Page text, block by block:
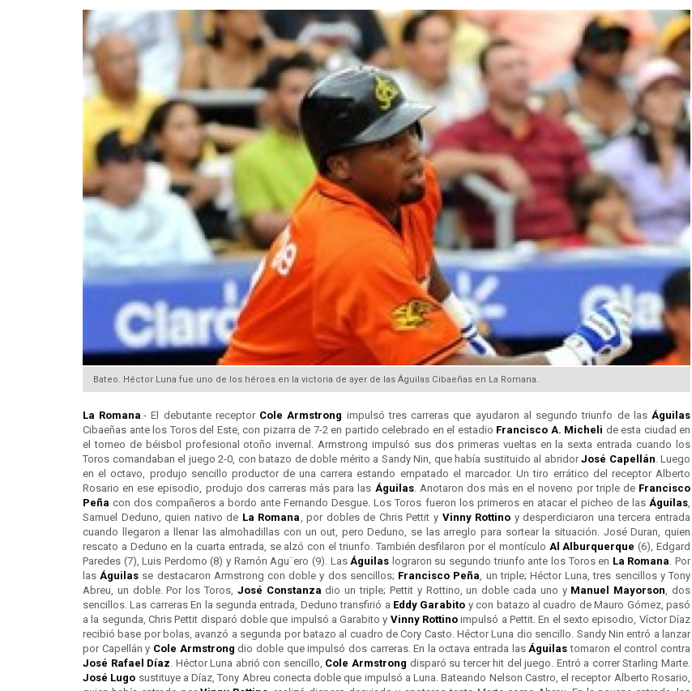
Bateo. Héctor Luna fue uno de los héroes en la victoria de ayer de las Águilas Cibaeñas en La Romana.
La Romana .- El debutante receptor Cole Armstrong impulsó tres carreras que ayudaron al segundo triunfo de las Águilas
Cibaeñas ante los Toros del Este, con pizarra de 7-2 en partido celebrado en el estadio Francisco A. Micheli de esta ciudad en
el torneo de béisbol profesional otoño invernal. Armstrong impulsó sus dos primeras vueltas en la sexta entrada cuando los
Toros comandaban el juego 2-0, con batazo de doble mérito a Sandy Nin, que había sustituido al abridorJosé Capellán . Luego
en el octavo, produjo sencillo productor de una carrera estando empatado el marcador. Un tiro errático del receptor Alberto
Rosario en ese episodio, produjo dos carreras más para las Águilas. Anotaron dos más en el noveno por triple de Francisco
Peña con dos compañeros a bordo ante Fernando Desgue. Los Toros fueron los primeros en atacar el picheo de las Águilas
Samuel Deduno, quien nativo de La Romana , por dobles de Chris Pettit y Vinny Rottino y desperdiciaron una tercera entrada
cuando llegaron a llenar las almohadillas con un out, pero Deduno, se las arreglo para sortear la situación. José Duran, quien
rescato a Deduno en la cuarta entrada, se alzó con el triunfo. También desfilaron por el montículo Al Alburquerque (6), Edgard
Paredes (7), Luis Perdomo (8) y Ramón Agu¨ero (9). Las Águilas lograron su segundo triunfo ante los Toros en La Romana . Por
las Águilas se destacaron Armstrong con doble y dos sencillos; Francisco Peña , un triple; Héctor Luna, tres sencillos y Tony
Abreu, un doble. Por los Toros, José Constanza dio un triple; Pettit y Rottino, un doble cada uno y Manuel Mayorson , dos
sencillos. Las carreras En la segunda entrada, Deduno transfirió a Eddy Garabito y con batazo al cuadro de Mauro Gómez, pasó
a la segunda, Chris Pettit disparó doble que impulsó a Garabito y Vinny Rottino impulsó a Pettit. En el sexto episodio, Víctor Díaz
recibió base por bolas, avanzó a segunda por batazo al cuadro de Cory Casto. Héctor Luna dio sencillo. Sandy Nin entró a lanzar
por Capellán y Cole Armstrong dio doble que impulsó dos carreras. En la octava entrada las Águilas tomaron el control contra
José Rafael Díaz . Héctor Luna abrió con sencillo, Cole Armstrong disparó su tercer hit del juego. Entró a correr Starling Marte.
José Lugo sustituye a Díaz, Tony Abreu conecta doble que impulsó a Luna. Bateando Nelson Castro, el receptor Alberto Rosario,